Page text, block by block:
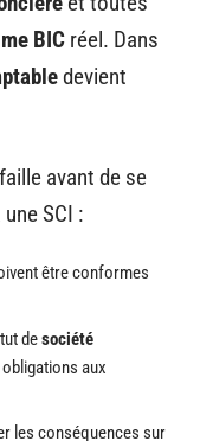
BIC réel. Dans
devient
avant de se
SCI :
être conformes
desociété
aux
les conséquences sur